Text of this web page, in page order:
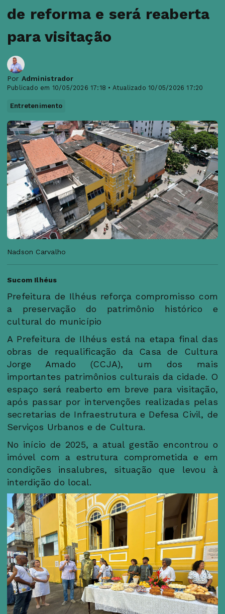
de reforma e será reaberta
para visitação
Por Administrador
Publicado em 10/05/2026 17:18 • Atualizado 10/05/2026 17:20
Entretenimento
Nadson Carvalho
Sucom Ilhéus
Prefeitura de Ilhéus reforça compromisso com
a preservação do patrimônio histórico e
cultural do município
A Prefeitura de Ilhéus está na etapa final das
obras de requalificação da Casa de Cultura
Jorge Amado (CCJA), um dos mais
importantes patrimônios culturais da cidade. O
espaço será reaberto em breve para visitação,
após passar por intervenções realizadas pelas
secretarias de Infraestrutura e Defesa Civil, de
Serviços Urbanos e de Cultura.
No início de 2025, a atual gestão encontrou o
imóvel com a estrutura comprometida e em
condições insalubres, situação que levou à
interdição do local.